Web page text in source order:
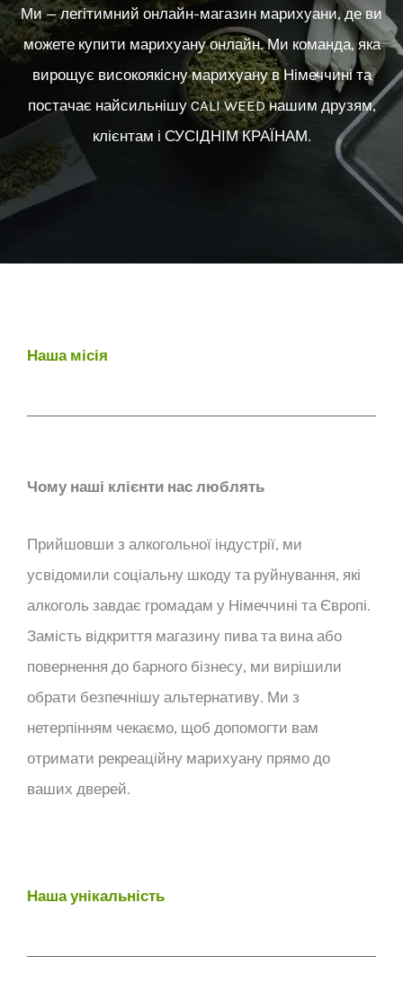
Ми — легітимний онлайн-магазин марихуани, де ви
можете купити марихуану онлайн. Ми команда, яка
вирощує високоякісну марихуану в Німеччині та
постачає найсильнішу CALI WEED нашим друзям,
клієнтам і СУСІДНІМ КРАЇНАМ.
Наша місія
Чому наші клієнти нас люблять
Прийшовши з алкогольної індустрії, ми
усвідомили соціальну шкоду та руйнування, які
алкоголь завдає громадам у Німеччині та Європі.
Замість відкриття магазину пива та вина або
повернення до барного бізнесу, ми вирішили
обрати безпечнішу альтернативу. Ми з
нетерпінням чекаємо, щоб допомогти вам
отримати рекреаційну марихуану прямо до
ваших дверей.
Наша унікальність